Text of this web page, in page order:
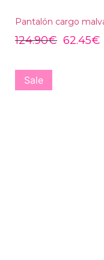
Pantalón cargo
124.90€ 62.45€
Sale